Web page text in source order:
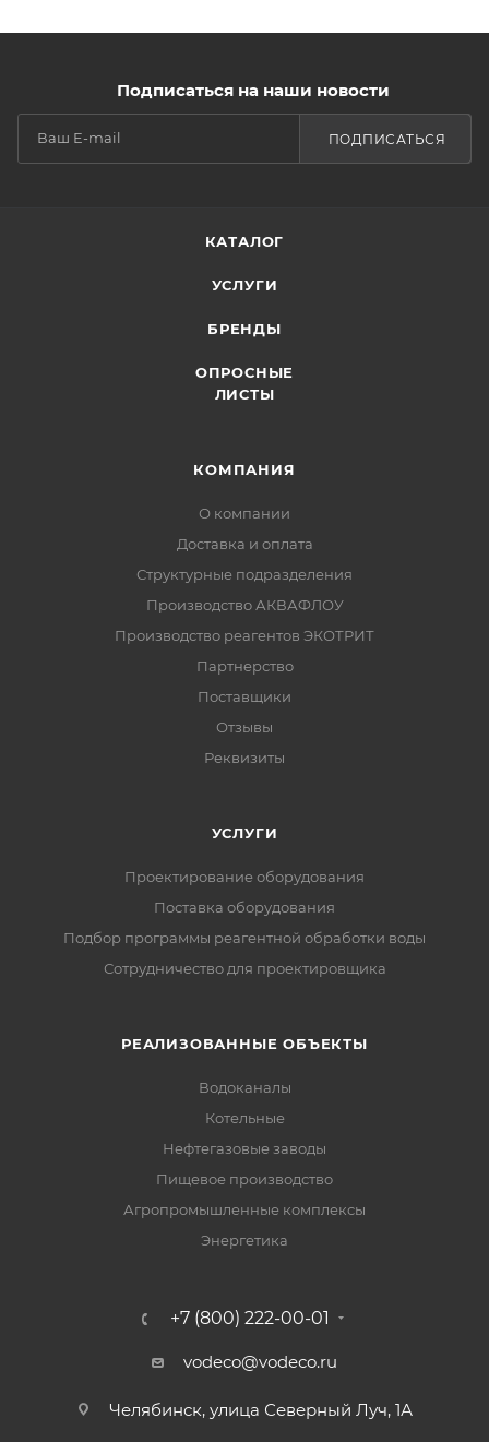
Подписаться на наши новости
ПОДПИСАТЬСЯ
КАТАЛОГ
УСЛУГИ
БРЕНДЫ
ОПРОСНЫЕ
ЛИСТЫ
КОМПАНИЯ
О компании
Доставка и оплата
Структурные подразделения
Производство АКВАФЛОУ
Производство реагентов ЭКОТРИТ
Партнерство
Поставщики
Отзывы
Реквизиты
УСЛУГИ
Проектирование оборудования
Поставка оборудования
Подбор программы реагентной обработки воды
Сотрудничество для проектировщика
РЕАЛИЗОВАННЫЕ ОБЪЕКТЫ
Водоканалы
Котельные
Нефтегазовые заводы
Пищевое производство
Агропромышленные комплексы
Энергетика
+7 (800) 222-00-01
vodeco@vodeco.ru
Челябинск, улица Северный Луч, 1А